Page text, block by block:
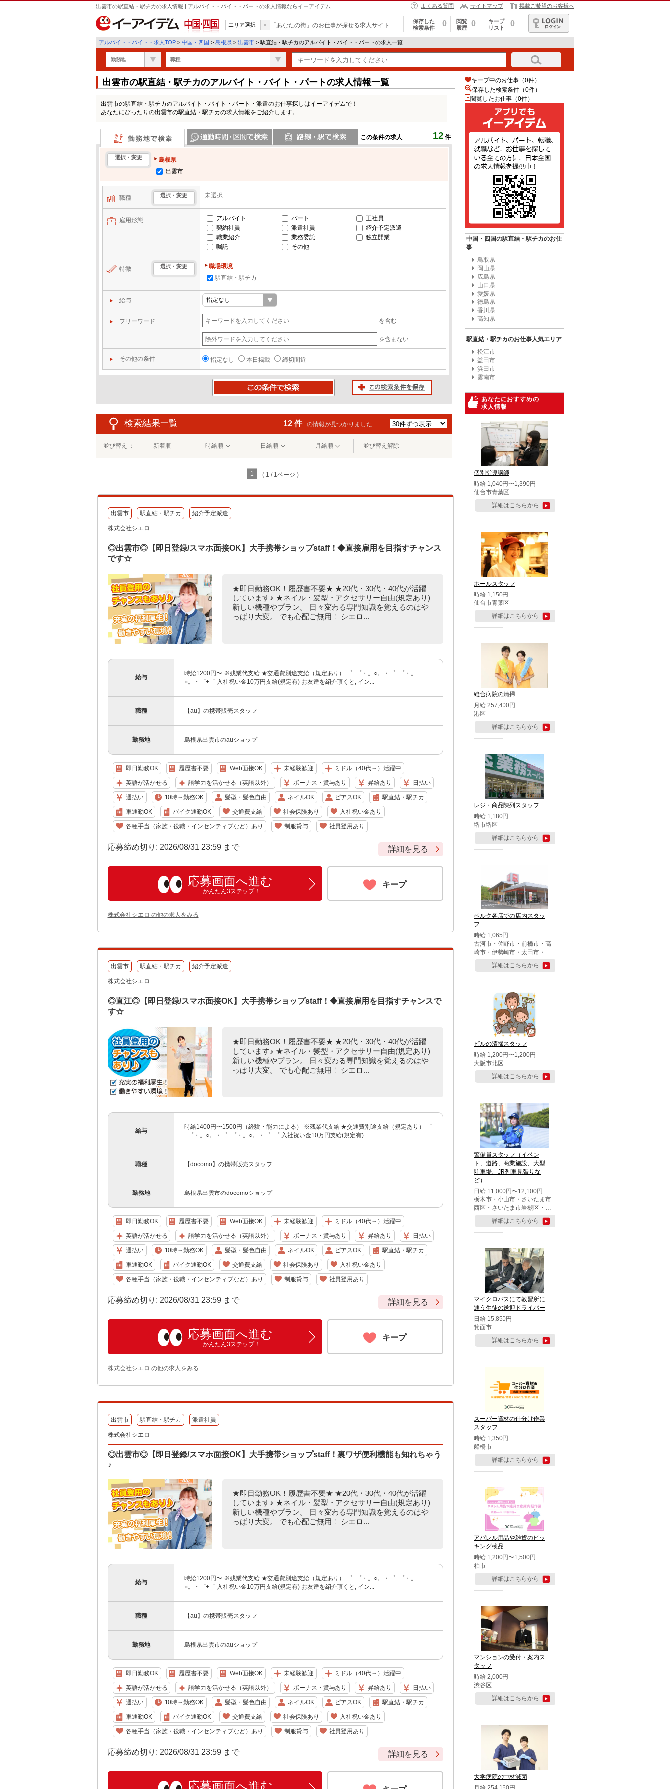
出雲市の駅直結・駅チカの求人情報 | アルバイト・バイト・パートの求人情報ならイーアイデム よくある質問 サイトマップ 掲載ご希望のお客様へ
中国・四国
エリア選択 「あなたの街」のお仕事が探せる求人サイト
保存した
検索条件
0
閲覧
履歴
0
キープ
リスト
0
ログイン
アルバイト・バイト・求人TOP > 中国・四国 > 島根県 > 出雲市 > 駅直結・駅チカのアルバイト・バイト・パートの求人一覧
勤務地 職種
出雲市の駅直結・駅チカのアルバイト・バイト・パートの求人情報一覧
出雲市の駅直結・駅チカのアルバイト・バイト・パート・派遣のお仕事探しはイーアイデムで！
あなたにぴったりの出雲市の駅直結・駅チカの求人情報をご紹介します。
この条件の求人 12 件
勤務地で検索
選択・変更
島根県
出雲市
職種 選択・変更 未選択
雇用形態 アルバイト パート
正社員
契約社員
派遣社員
紹介予定派遣
職業紹介
業務委託
独立開業
嘱託
その他
特徴 選択・変更
職場環境
駅直結・駅チカ
給与
フリーワード を含む
を含まない
その他の条件 指定なし 本日掲載 締切間近
検索結果一覧 12 件 の情報が見つかりました
並び替え ： 新着順 時給順 日給順 月給順 並び替え解除
1 ( 1 / 1ページ )
出雲市 駅直結・駅チカ 紹介予定派遣
株式会社シエロ
◎出雲市◎【即日登録/スマホ面接OK】大手携帯ショップstaff！◆直接雇用を目指すチャンス
です☆
★即日勤務OK！履歴書不要★ ★20代・30代・40代が活躍
しています♪ ★ネイル・髪型・アクセサリー自由(規定あり)
新しい機種やプラン。 日々変わる専門知識を覚えるのはや
っぱり大変。 でも心配ご無用！ シエロ...
給与
時給1200円〜 ※残業代支給 ★交通費別途支給（規定あり） ゜+゜・。○。・゜+゜・。
○。・゜+゜ 入社祝い金10万円支給(規定有) お友達を紹介頂くと, イン...
職種 【au】の携帯販売スタッフ
勤務地 島根県出雲市のauショップ
即日勤務OK 履歴書不要 Web面接OK 未経験歓迎 ミドル（40代～）活躍中
英語が活かせる 語学力を活かせる（英語以外） ボーナス・賞与あり 昇給あり 日払い
週払い 10時～勤務OK 髪型・髪色自由 ネイルOK ピアスOK 駅直結・駅チカ
車通勤OK バイク通勤OK 交通費支給 社会保険あり 入社祝い金あり
各種手当（家族・役職・インセンティブなど）あり 制服貸与 社員登用あり
応募締め切り: 2026/08/31 23:59 まで 詳細を見る
応募画面へ進む
かんたん3ステップ！
キープ
株式会社シエロ の他の求人をみる
出雲市 駅直結・駅チカ 紹介予定派遣
株式会社シエロ
◎直江◎【即日登録/スマホ面接OK】大手携帯ショップstaff！◆直接雇用を目指すチャンスで
す☆
★即日勤務OK！履歴書不要★ ★20代・30代・40代が活躍
しています♪ ★ネイル・髪型・アクセサリー自由(規定あり)
新しい機種やプラン。 日々変わる専門知識を覚えるのはや
っぱり大変。 でも心配ご無用！ シエロ...
給与
時給1400円〜1500円（経験・能力による） ※残業代支給 ★交通費別途支給（規定あり） ゜
+゜・。○。・゜+゜・。○。・゜+゜ 入社祝い金10万円支給(規定有) ...
職種 【docomo】の携帯販売スタッフ
勤務地 島根県出雲市のdocomoショップ
即日勤務OK 履歴書不要 Web面接OK 未経験歓迎 ミドル（40代～）活躍中
英語が活かせる 語学力を活かせる（英語以外） ボーナス・賞与あり 昇給あり 日払い
週払い 10時～勤務OK 髪型・髪色自由 ネイルOK ピアスOK 駅直結・駅チカ
車通勤OK バイク通勤OK 交通費支給 社会保険あり 入社祝い金あり
各種手当（家族・役職・インセンティブなど）あり 制服貸与 社員登用あり
応募締め切り: 2026/08/31 23:59 まで 詳細を見る
応募画面へ進む
かんたん3ステップ！
キープ
株式会社シエロ の他の求人をみる
出雲市 駅直結・駅チカ 派遣社員
株式会社シエロ
◎出雲市◎【即日登録/スマホ面接OK】大手携帯ショップstaff！裏ワザ便利機能も知れちゃう
♪
★即日勤務OK！履歴書不要★ ★20代・30代・40代が活躍
しています♪ ★ネイル・髪型・アクセサリー自由(規定あり)
新しい機種やプラン。 日々変わる専門知識を覚えるのはや
っぱり大変。 でも心配ご無用！ シエロ...
給与
時給1200円〜 ※残業代支給 ★交通費別途支給（規定あり） ゜+゜・。○。・゜+゜・。
○。・゜+゜ 入社祝い金10万円支給(規定有) お友達を紹介頂くと, イン...
職種 【au】の携帯販売スタッフ
勤務地 島根県出雲市のauショップ
即日勤務OK 履歴書不要 Web面接OK 未経験歓迎 ミドル（40代～）活躍中
英語が活かせる 語学力を活かせる（英語以外） ボーナス・賞与あり 昇給あり 日払い
週払い 10時～勤務OK 髪型・髪色自由 ネイルOK ピアスOK 駅直結・駅チカ
車通勤OK バイク通勤OK 交通費支給 社会保険あり 入社祝い金あり
各種手当（家族・役職・インセンティブなど）あり 制服貸与 社員登用あり
応募締め切り: 2026/08/31 23:59 まで 詳細を見る
応募画面へ進む
キープ中のお仕事（0件）
保存した検索条件（0件）
閲覧したお仕事（0件）
中国・四国の駅直結・駅チカのお仕
事
鳥取県
岡山県
広島県
山口県
愛媛県
徳島県
香川県
高知県
駅直結・駅チカのお仕事人気エリア
松江市
益田市
浜田市
雲南市
あなたにおすすめの
求人情報
個別指導講師
時給 1,040円〜1,390円
仙台市青葉区
詳細はこちらから
ホールスタッフ
時給 1,150円
仙台市青葉区
詳細はこちらから
総合病院の清掃
月給 257,400円
港区
詳細はこちらから
レジ・商品陳列スタッフ
時給 1,180円
堺市堺区
詳細はこちらから
ベルク各店での店内スタッ
フ
時給 1,065円
古河市・佐野市・前橋市・高
崎市・伊勢崎市・太田市・館
林市・藤岡市・大泉町・さい
たま市北区・川越市・熊谷
市・行田市・秩父市・所沢
市・鶴ケ島市・千葉市中央
区・市川市・松戸市・習志野
市・柏市・流山市・八千代
市・足立区・江戸川区・八王
子市・町田市
詳細はこちらから
ビルの清掃スタッフ
時給 1,200円〜1,200円
大阪市北区
詳細はこちらから
警備員スタッフ（イベン
ト、道路、商業施設、大型
駐車場、JR列車見張りな
ど）
日給 11,000円〜12,100円
栃木市・小山市・さいたま市
西区・さいたま市岩槻区・久
喜市・蓮田市
詳細はこちらから
マイクロバスにて教習所に
通う生徒の送迎ドライバー
日給 15,850円
箕面市
詳細はこちらから
スーパー資材の仕分け作業
スタッフ
時給 1,350円
船橋市
詳細はこちらから
アパレル用品や雑貨のピッ
キング検品
時給 1,200円〜1,500円
柏市
詳細はこちらから
マンションの受付・案内ス
タッフ
時給 2,000円
渋谷区
詳細はこちらから
大学病院の中材滅菌
月給 254,160円